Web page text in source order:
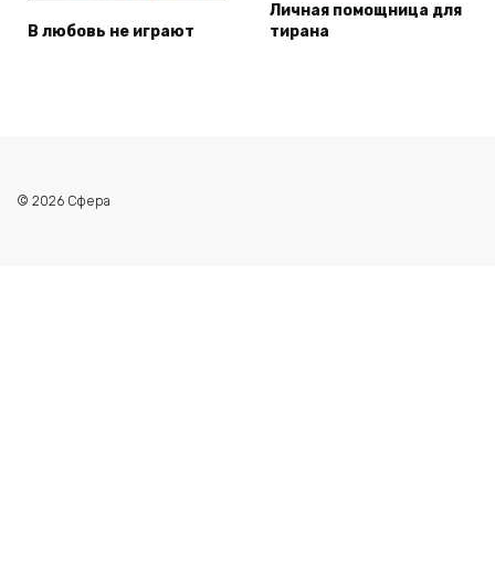
В любовь не играют
Личная помощница для
тирана
© 2026 Сфера